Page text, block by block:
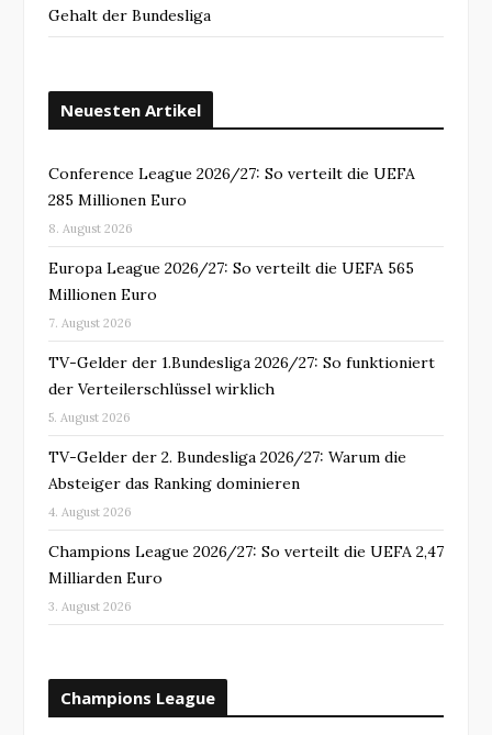
Gehalt der Bundesliga
Neuesten Artikel
Conference League 2026/27: So verteilt die UEFA
285 Millionen Euro
8. August 2026
Europa League 2026/27: So verteilt die UEFA 565
Millionen Euro
7. August 2026
TV-Gelder der 1.Bundesliga 2026/27: So funktioniert
der Verteilerschlüssel wirklich
5. August 2026
TV-Gelder der 2. Bundesliga 2026/27: Warum die
Absteiger das Ranking dominieren
4. August 2026
Champions League 2026/27: So verteilt die UEFA 2,47
Milliarden Euro
3. August 2026
Champions League